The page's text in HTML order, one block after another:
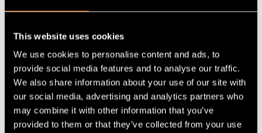
This website uses cookies
We use cookies to personalise content and ads, to
provide social media features and to analyse our traffic.
We also share information about your use of our site with
our social media, advertising and analytics partners who
may combine it with other information that you’ve
provided to them or that they’ve collected from your use
三菱電機とVTT
VTTと三菱電機は、海洋からの直接CO₂を回収
する技術（DOC：Direct Ocean Capture）をは
じめ、海洋生態系に貢献するネイチャーポジテ